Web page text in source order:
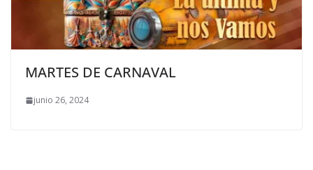
MARTES DE CARNAVAL
junio 26, 2024